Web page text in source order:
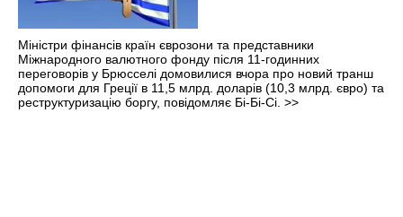
Міністри фінансів країн єврозони та представники
Міжнародного валютного фонду після 11-годинних
переговорів у Брюсселі домовилися вчора про новий транш
допомоги для Греції в 11,5 млрд. доларів (10,3 млрд. євро) та
реструктуризацію боргу, повідомляє Бі-Бі-Сі. >>